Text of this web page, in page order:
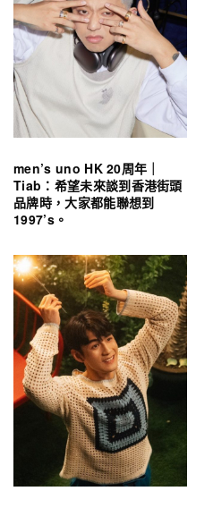
men’s uno HK 20周年｜
Tiab：希望未來談到香港街頭
品牌時，大家都能聯想到
1997’s。